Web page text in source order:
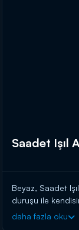
Saadet Işıl
Beyaz, Saadet
duruşu ile
daha fazla oku